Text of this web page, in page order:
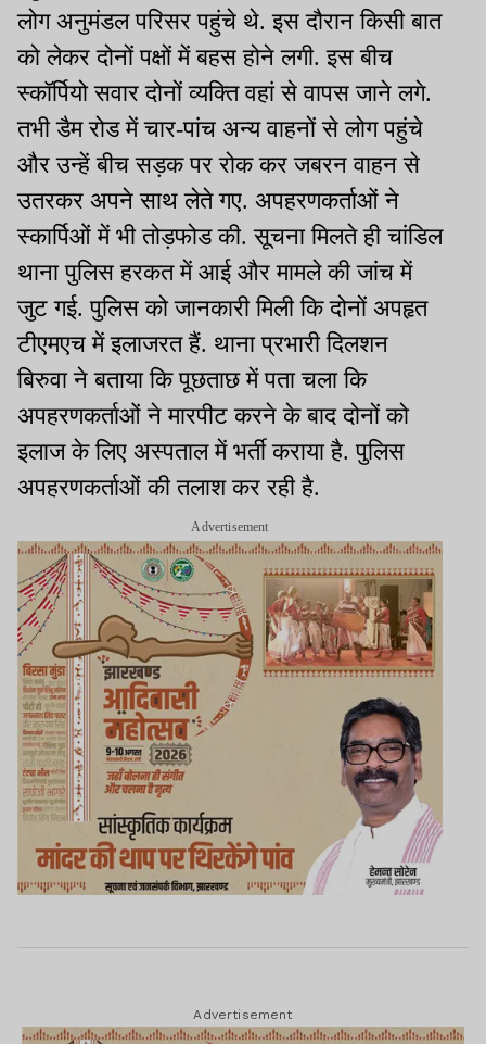
लोग अनुमंडल परिसर पहुंचे थे. इस दौरान किसी बात
को लेकर दोनों पक्षों में बहस होने लगी. इस बीच
स्कॉर्पियो सवार दोनों व्यक्ति वहां से वापस जाने लगे.
तभी डैम रोड में चार-पांच अन्य वाहनों से लोग पहुंचे
और उन्हें बीच सड़क पर रोक कर जबरन वाहन से
उतरकर अपने साथ लेते गए. अपहरणकर्ताओं ने
स्कार्पिओं में भी तोड़फोड की. सूचना मिलते ही चांडिल
थाना पुलिस हरकत में आई और मामले की जांच में
जुट गई. पुलिस को जानकारी मिली कि दोनों अपहृत
टीएमएच में इलाजरत हैं. थाना प्रभारी दिलशन
बिरुवा ने बताया कि पूछताछ में पता चला कि
अपहरणकर्ताओं ने मारपीट करने के बाद दोनों को
इलाज के लिए अस्पताल में भर्ती कराया है. पुलिस
अपहरणकर्ताओं की तलाश कर रही है.
Advertisement
Advertisement